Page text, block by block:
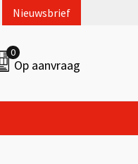
Nieuwsbrief
0
Op aanvraag